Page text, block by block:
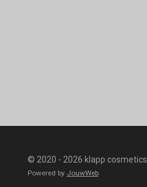
© 2020 - 2026 klapp cosmetics
Powered by JouwWeb